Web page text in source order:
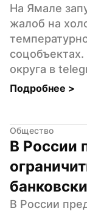
На Ямале
жалоб на
округа в
Подробнее >
Общество
В России
В России